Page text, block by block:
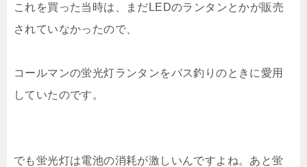
これを買った当時は、まだLEDのランタンとかが販売
されていなかったので、
コールマンの蛍光灯ランタンをバス釣りのときに愛用
していたのです。
でも蛍光灯は電池の消耗が激しいんですよね。あと蛍